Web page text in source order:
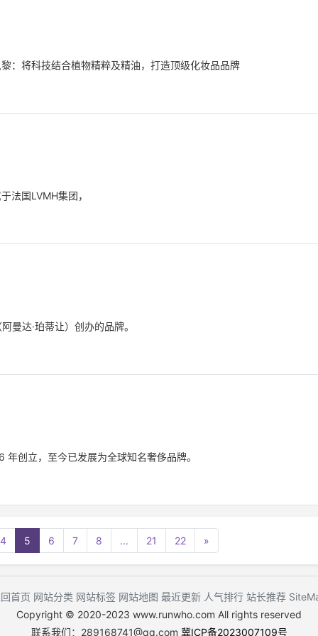
：将科技结合植物精粹及精油，打造顶级化妆品品牌
法国LVMH集团，
曼达·珀蒂让）创办的品牌。
创立，至今已发展为全球知名奢侈品牌。
4 5 6 7 8 ... 21 22 »
首页 网站分类 网站标签 网站地图 最近更新 人气排行 站长推荐
Copyright © 2020-2023 www.runwho.com All rights reserved
联系我们：289168741@qq.com 冀ICP备2023007109号